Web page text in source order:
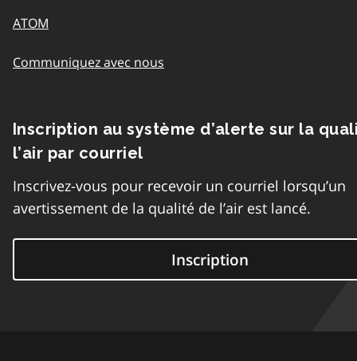
ATOM
Communiquez avec nous
Inscription au système d’alerte sur la
l’air par courriel
Inscrivez-vous pour recevoir un courriel lorsqu’un
avertissement de la qualité de l’air est lancé.
Inscription